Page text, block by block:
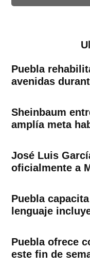
Puebla
avenidas
Sheinbaum
amplía meta
José Luis
oficialmente a
Puebla
lenguaje
Puebla ofrece
este fin de